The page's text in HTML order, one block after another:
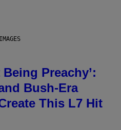
Preachy’:
Bush-Era
This L7 Hit